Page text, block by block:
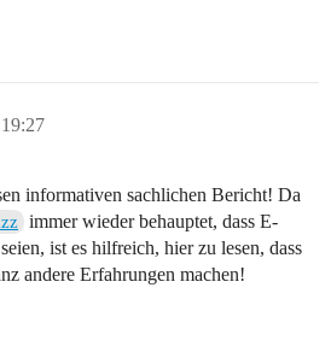
informativen sachlichen Bericht! Da
immer wieder behauptet, dass E-
ist es hilfreich, hier zu lesen, dass
andere Erfahrungen machen!